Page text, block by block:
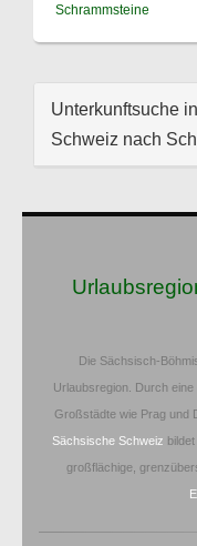
Schrammsteine
Unterkunftsuche
Schweiz nach
Die Sächsisch-
Urlaubsregion. Durch
Großstädte wie Prag und
Sächsische Schweiz
großflächige,